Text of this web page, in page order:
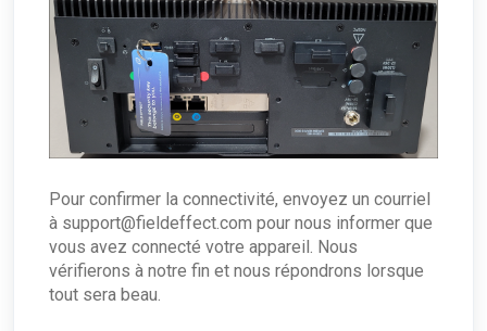
Pour confirmer la connectivité, envoyez un courriel
à support@fieldeffect.com pour nous informer que
vous avez connecté votre appareil. Nous
vérifierons à notre fin et nous répondrons lorsque
tout sera beau.